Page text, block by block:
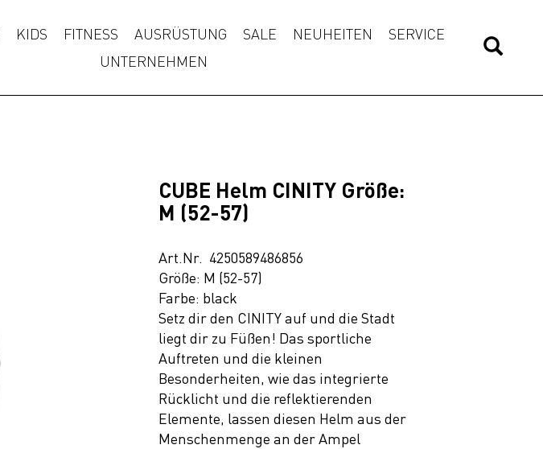
KIDS FITNESS AUSRÜSTUNG SALE NEUHEITEN
SERVICE
UNTERNEHMEN
CUBE Helm CINITY Größe:
M (52-57)
Art.Nr. 4250589486856
Größe: M (52-57)
Farbe: black
Setz dir den CINITY auf und die Stadt
liegt dir zu Füßen! Das sportliche
Auftreten und die kleinen
Besonderheiten, wie das integrierte
Rücklicht und die reflektierenden
Elemente, lassen diesen Helm aus der
Menschenmenge an der Ampel